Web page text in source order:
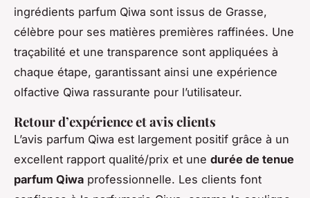
ingrédients parfum Qiwa sont issus de Grasse,
célèbre pour ses matières premières raffinées. Une
traçabilité et une transparence sont appliquées à
chaque étape, garantissant ainsi une expérience
olfactive Qiwa rassurante pour l’utilisateur.
Retour d’expérience et avis clients
L’avis parfum Qiwa est largement positif grâce à un
excellent rapport qualité/prix et une durée de tenue
parfum Qiwa professionnelle. Les clients font